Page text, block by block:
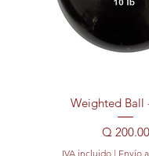
Weighted Ball
Precio
Q 200.00
IVA incluido| Envío